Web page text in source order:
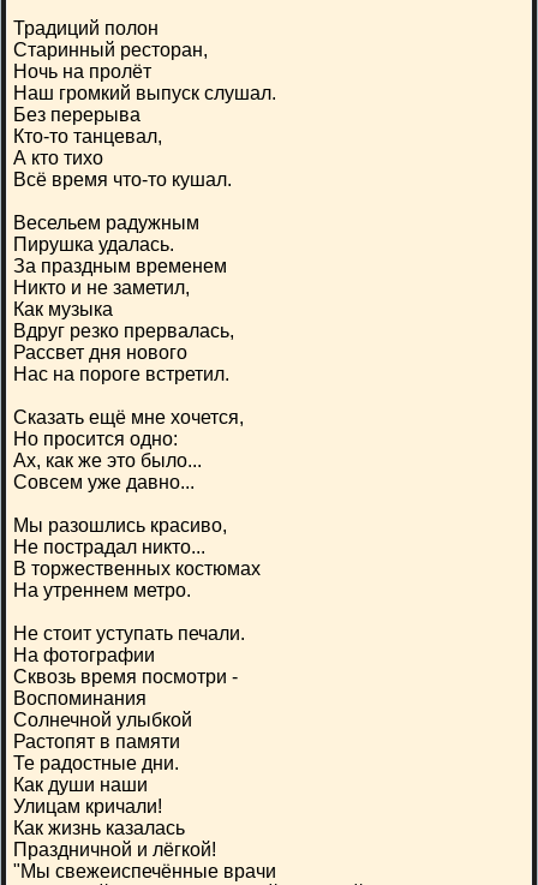
Традиций полон
Старинный ресторан,
Ночь на пролёт
Наш громкий выпуск слушал.
Без перерыва
Кто-то танцевал,
А кто тихо
Всё время что-то кушал.
Весельем радужным
Пирушка удалась.
За праздным временем
Никто и не заметил,
Как музыка
Вдруг резко прервалась,
Рассвет дня нового
Нас на пороге встретил.
Сказать ещё мне хочется,
Но просится одно:
Ах, как же это было...
Совсем уже давно...
Мы разошлись красиво,
Не пострадал никто...
В торжественных костюмах
На утреннем метро.
Не стоит уступать печали.
На фотографии
Сквозь время посмотри -
Воспоминания
Солнечной улыбкой
Растопят в памяти
Те радостные дни.
Как души наши
Улицам кричали!
Как жизнь казалась
Праздничной и лёгкой!
"Мы свежеиспечённые врачи